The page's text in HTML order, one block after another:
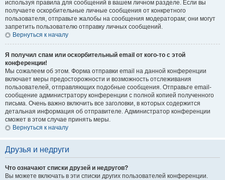
используя правила для сообщений в вашем личном разделе. Если вы
получаете оскорбительные личные сообщения от конкретного
пользователя, отправьте жалобы на сообщения модераторам; они могут
запретить пользователю отправку личных сообщений.
Вернуться к началу
Я получил спам или оскорбительный email от кого-то с этой
конференции!
Мы сожалеем об этом. Форма отправки email на данной конференции
включает меры предосторожности и возможность отслеживания
пользователей, отправляющих подобные сообщения. Отправьте email-
сообщение администратору конференции с полной копией полученного
письма. Очень важно включить все заголовки, в которых содержится
детальная информация об отправителе. Администратор конференции
сможет в этом случае принять меры.
Вернуться к началу
Друзья и недруги
Что означают списки друзей и недругов?
Вы можете включать в эти списки других пользователей конференции.